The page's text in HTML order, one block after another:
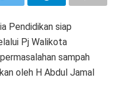
Pendidikan siap
Pj Walikota
sampah
oleh H Abdul Jamal